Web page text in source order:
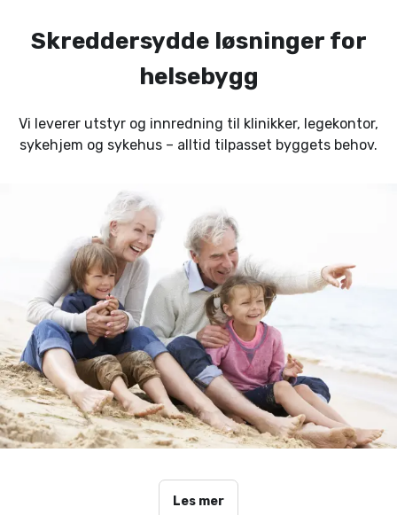
Skreddersydde løsninger for
helsebygg
Vi leverer utstyr og innredning til klinikker, legekontor,
sykehjem og sykehus – alltid tilpasset byggets behov.
Les mer